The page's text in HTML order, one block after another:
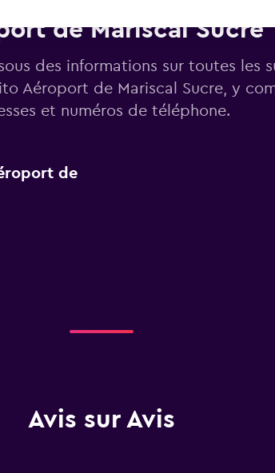
de Mariscal Sucre
des informations sur toutes les
Aéroport de Mariscal Sucre, y
et numéros de téléphone.
de
Avis sur Avis